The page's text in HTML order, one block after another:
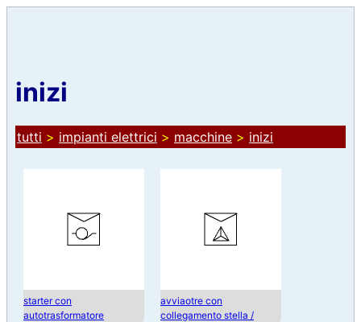
inizi
tutti > impianti elettrici > macchine > inizi
starter con
autotrasformatore
avviaotre con
collegamento stella /